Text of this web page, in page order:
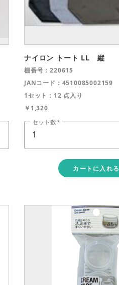
ナイロン トート LL 縦
棚番号：220615
JANコード：4510085002159
1セット：12 点入り
￥1,320
セット数
カートに入れる